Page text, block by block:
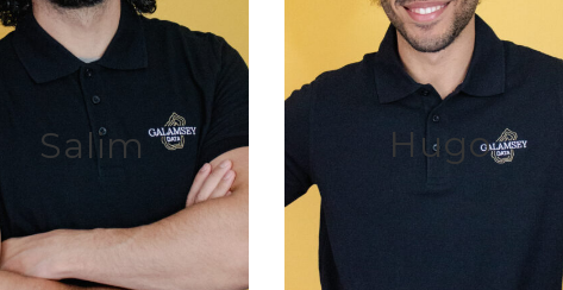
Salim
en data science
et analyse de données.
les données en
exploitables grâce
machine learning et à
statistique.
par le partage des
Hugo
données.
Exploite les données pour
fournir des insights précis et
actionnables grâce à des
visualisation de données.